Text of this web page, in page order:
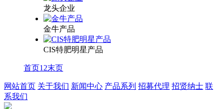
龙头企业
金牛产品
CIS特肥明星产品
首页1 2末页
网站首页 关于我们 新闻中心 产品系列 招募代理 招贤纳士 联
系我们